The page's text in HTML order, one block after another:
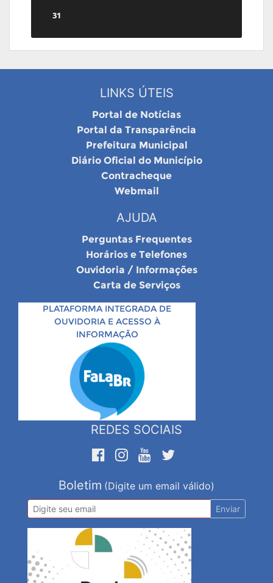
31
LINKS ÚTEIS
Portal de Notícias
Portal da Transparência
Prefeitura Municipal
Diário Oficial do Município
Contracheque
Webmail
AJUDA
Perguntas Frequentes
Horários e Telefones
Ouvidoria / Informações
Carta de Serviços
PLATAFORMA INTEGRADA DE
OUVIDORIA E ACESSO À
INFORMAÇÃO
REDES SOCIAIS
Boletim (Digite um email válido)
Enviar